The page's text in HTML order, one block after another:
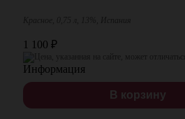
1 100 ₽
В корзину